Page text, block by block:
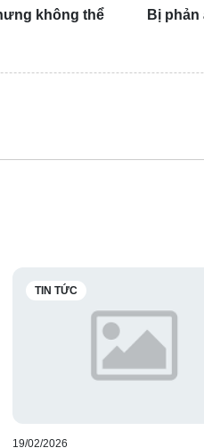
không thể
Bị phản
TIN TỨC
19/02/2026